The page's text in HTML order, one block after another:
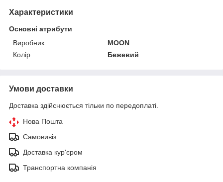
Характеристики
Основні атрибути
Виробник
MOON
Колір
Бежевий
Умови доставки
Доставка здійснюється тільки по передоплаті.
Нова Пошта
Самовивіз
Доставка кур'єром
Транспортна компанія